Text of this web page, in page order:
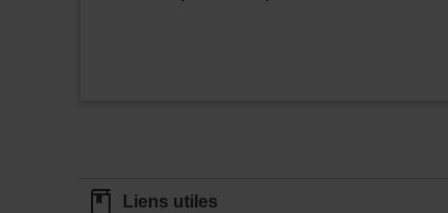
Liens utiles